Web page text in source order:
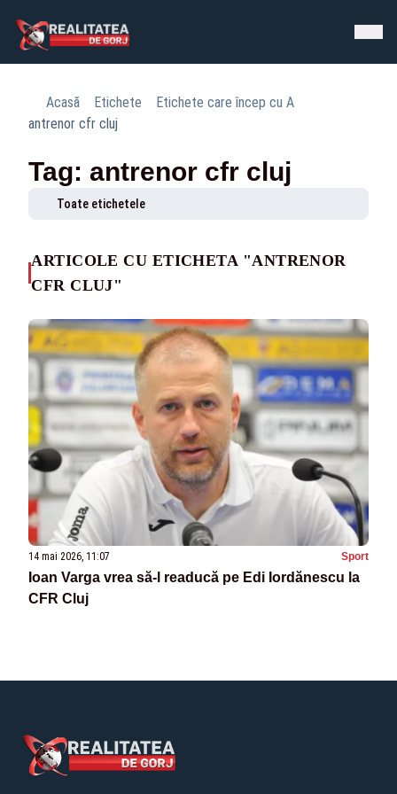
Acasă Etichete
Etichete care încep cu A
antrenor cfr cluj
Tag: antrenor cfr cluj
Toate etichetele
ARTICOLE CU ETICHETA "ANTRENOR
CFR CLUJ"
14 mai 2026, 11:07 Sport
Ioan Varga vrea să-l readucă pe Edi Iordănescu la
CFR Cluj